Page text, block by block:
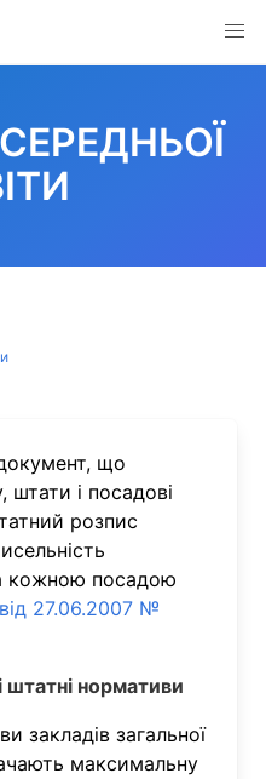
що
і посадові
розпис
кожною посадою
27.06.2007 №
нормативи
закладів загальної
максимальну